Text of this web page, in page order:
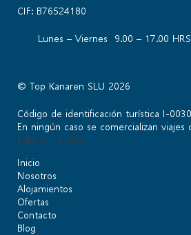
CIF: B76524180
Lunes – Viernes 9.00 – 17.00
© Top Kanaren SLU 2026
Código de identificación turística I-
En ningún caso se comercializan viajes
Enlaces rápidos
Inicio
Nosotros
Alojamientos
Ofertas
Contacto
Blog